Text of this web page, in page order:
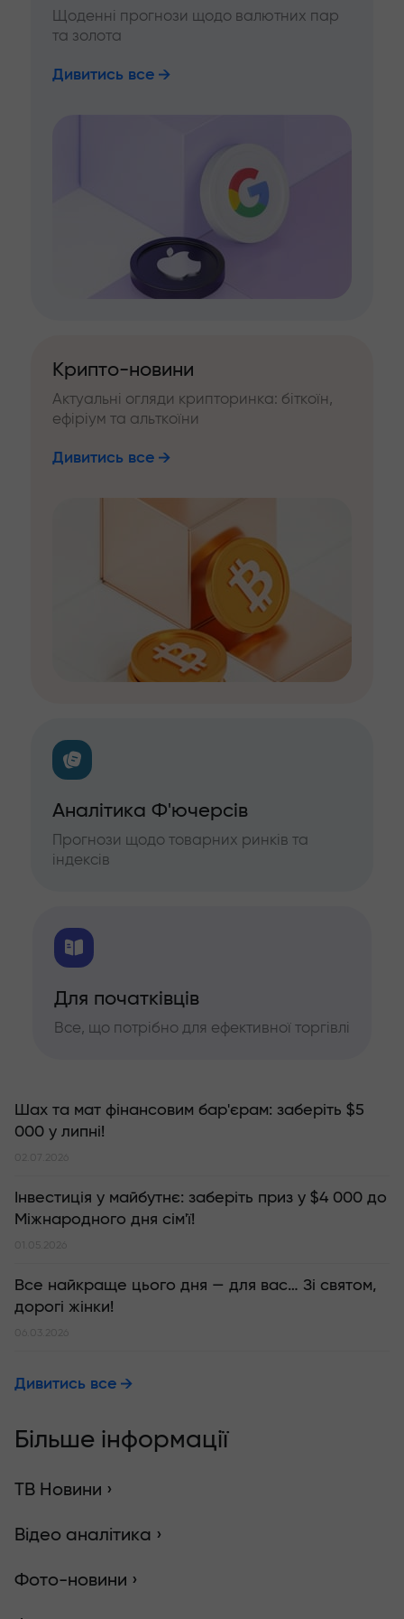
Щоденні прогнози щодо валютних пар
та золота
Дивитись все
Крипто-новини
Актуальні огляди крипторинка: біткоїн,
ефіріум та альткоїни
Дивитись все
Аналітика Ф'ючерсів
Прогнози щодо товарних ринків та
індексів
Для початківців
Все, що потрібно для ефективної торгівлі
Шах та мат фінансовим бар'єрам: заберіть $5
000 у липні!
02.07.2026
Інвестиція у майбутнє: заберіть приз у $4 000 до
Міжнародного дня сім'ї!
01.05.2026
Все найкраще цього дня — для вас… Зі святом,
дорогі жінки!
06.03.2026
Дивитись все
Більше інформації
ТВ Новини ›
Відео аналітика ›
Фото-новини ›